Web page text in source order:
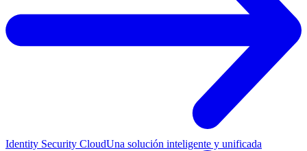
Identity Security CloudUna solución inteligente y unificada